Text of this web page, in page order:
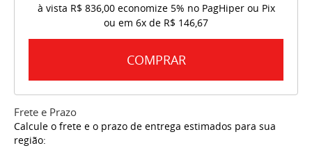
à vista R$ 836,00economize 5% no PagHiper ou Pix
ou em 6x de R$ 146,67
COMPRAR
Frete e Prazo
Calcule o frete e o prazo de entrega estimados para sua
região: